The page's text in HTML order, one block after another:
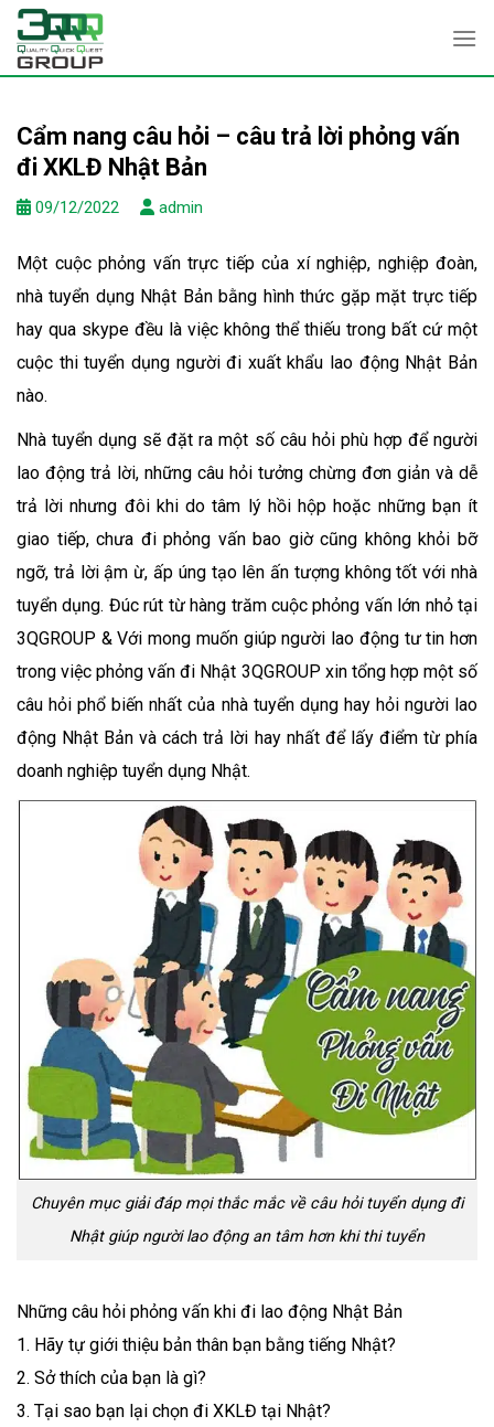
Skip
content
Cẩm nang câu hỏi – câu trả lời phỏng vấn
đi XKLĐ Nhật Bản
09/12/2022 admin
Một cuộc phỏng vấn trực tiếp của xí nghiệp, nghiệp đoàn,
nhà tuyển dụng Nhật Bản bằng hình thức gặp mặt trực tiếp
hay qua skype đều là việc không thể thiếu trong bất cứ một
cuộc thi tuyển dụng người đi xuất khẩu lao động Nhật Bản
nào.
Nhà tuyển dụng sẽ đặt ra một số câu hỏi phù hợp để người
lao động trả lời, những câu hỏi tưởng chừng đơn giản và dễ
trả lời nhưng đôi khi do tâm lý hồi hộp hoặc những bạn ít
giao tiếp, chưa đi phỏng vấn bao giờ cũng không khỏi bỡ
ngỡ, trả lời ậm ừ, ấp úng tạo lên ấn tượng không tốt với nhà
tuyển dụng. Đúc rút từ hàng trăm cuộc phỏng vấn lớn nhỏ tại
3QGROUP & Với mong muốn giúp người lao động tư tin hơn
trong việc phỏng vấn đi Nhật 3QGROUP xin tổng hợp một số
câu hỏi phổ biến nhất của nhà tuyển dụng hay hỏi người lao
động Nhật Bản và cách trả lời hay nhất để lấy điểm từ phía
doanh nghiệp tuyển dụng Nhật.
Chuyên mục giải đáp mọi thắc mắc về câu hỏi tuyển dụng đi
Nhật giúp người lao động an tâm hơn khi thi tuyển
Những câu hỏi phỏng vấn khi đi lao động Nhật Bản
1. Hãy tự giới thiệu bản thân bạn bằng tiếng Nhật?
2. Sở thích của bạn là gì?
3. Tại sao bạn lại chọn đi XKLĐ tại Nhật?